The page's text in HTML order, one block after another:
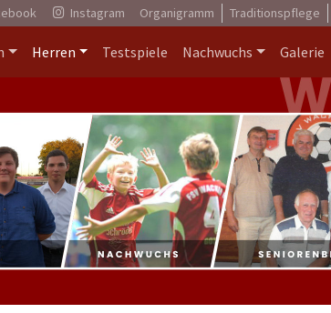
Instagram Organigramm Traditionspflege
Herren Testspiele Nachwuchs Galerie